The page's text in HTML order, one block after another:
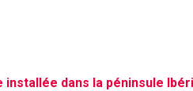
dans la péninsule